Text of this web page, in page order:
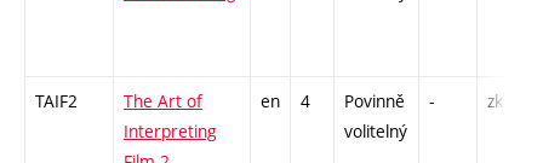
TAIF2
The Art of
Interpreting
en 4
Povinně
volitelný
- zk